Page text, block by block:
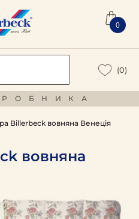
0
(0)
Billerbeck вовняна Венеція
вовняна